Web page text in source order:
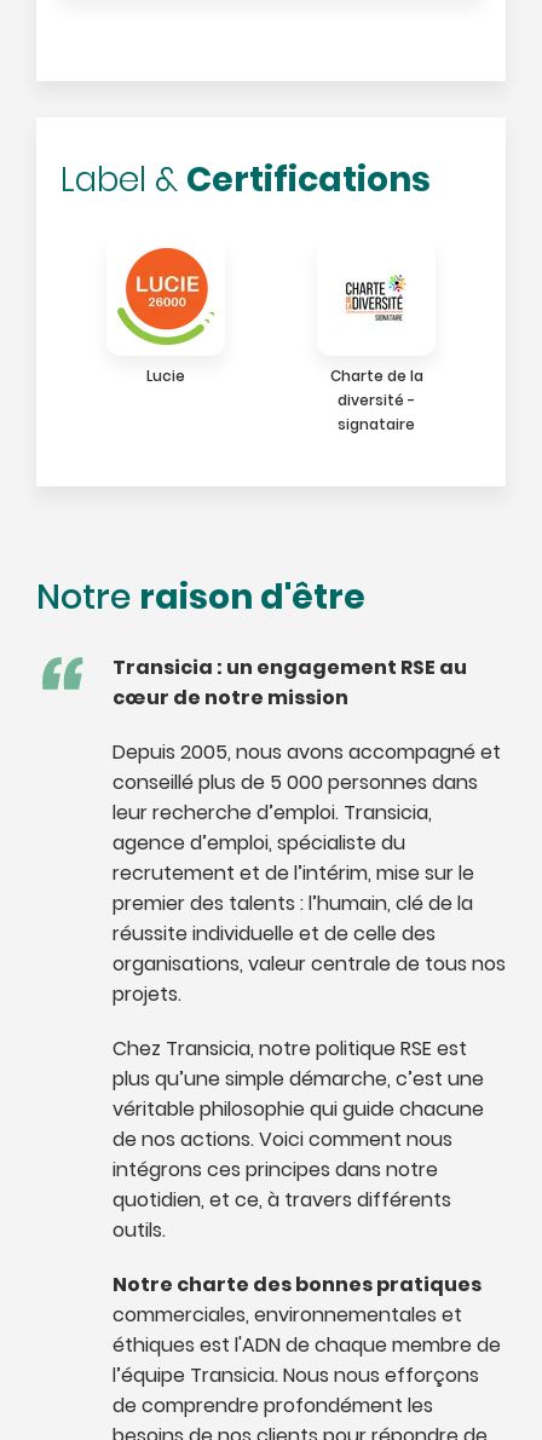
Label &Certifications
Lucie
Charte de la
diversité -
signataire
Notreraison d'être
Transicia : un engagement RSE au
cœur de notre mission
Depuis 2005, nous avons accompagné et
conseillé plus de 5 000 personnes dans
leur recherche d’emploi. Transicia,
agence d’emploi, spécialiste du
recrutement et de l’intérim, mise sur le
premier des talents : l’humain, clé de la
réussite individuelle et de celle des
organisations, valeur centrale de tous nos
projets.
Chez Transicia, notre politique RSE est
plus qu’une simple démarche, c’est une
véritable philosophie qui guide chacune
de nos actions. Voici comment nous
intégrons ces principes dans notre
quotidien, et ce, à travers différents
outils.
Notre charte des bonnes pratiques
commerciales, environnementales et
éthiques est l'ADN de chaque membre de
l’équipe Transicia. Nous nous efforçons
de comprendre profondément les